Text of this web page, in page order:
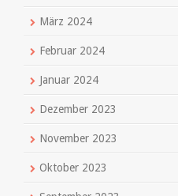
März 2024
Februar 2024
Januar 2024
Dezember 2023
November 2023
Oktober 2023